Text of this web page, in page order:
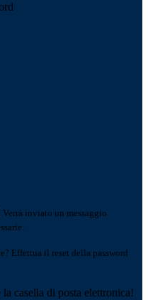
Verrà inviato un messaggio
Effettua il reset della password
casella di posta elettronica!